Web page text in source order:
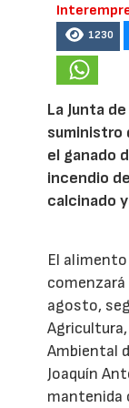
1230
La Junta
suministro
el ganado
incendio
calcinado
El
comenzará
agosto,
Ambiental
Joaquín
mantenida